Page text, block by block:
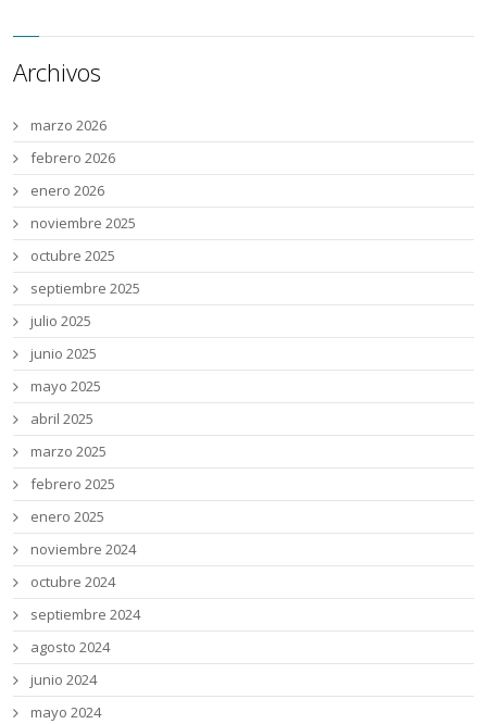
Archivos
marzo 2026
febrero 2026
enero 2026
noviembre 2025
octubre 2025
septiembre 2025
julio 2025
junio 2025
mayo 2025
abril 2025
marzo 2025
febrero 2025
enero 2025
noviembre 2024
octubre 2024
septiembre 2024
agosto 2024
junio 2024
mayo 2024